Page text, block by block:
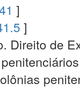
]
]
Direito de